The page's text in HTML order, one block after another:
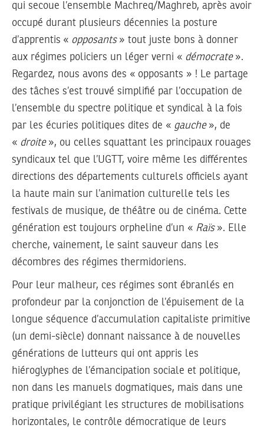
qui secoue l’ensemble Machreq/Maghreb, après avoir
occupé durant plusieurs décennies la posture
d’apprentis « opposants» tout juste bons à donner
aux régimes policiers un léger verni « démocrate».
Regardez, nous avons des « opposants » ! Le partage
des tâches s’est trouvé simplifié par l’occupation de
l’ensemble du spectre politique et syndical à la fois
par les écuries politiques dites de « gauche», de
« droite», ou celles squattant les principaux rouages
syndicaux tel que l’UGTT, voire même les différentes
directions des départements culturels officiels ayant
la haute main sur l’animation culturelle tels les
festivals de musique, de théâtre ou de cinéma. Cette
génération est toujours orpheline d’un « Raïs». Elle
cherche, vainement, le saint sauveur dans les
décombres des régimes thermidoriens.
Pour leur malheur, ces régimes sont ébranlés en
profondeur par la conjonction de l’épuisement de la
longue séquence d’accumulation capitaliste primitive
(un demi-siècle) donnant naissance à de nouvelles
générations de lutteurs qui ont appris les
hiéroglyphes de l’émancipation sociale et politique,
non dans les manuels dogmatiques, mais dans une
pratique privilégiant les structures de mobilisations
horizontales, le contrôle démocratique de leurs